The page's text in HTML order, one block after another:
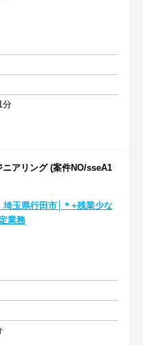
分
アリング (案件NO/sseA1
埼玉県行田市│＊+残業少な
業務